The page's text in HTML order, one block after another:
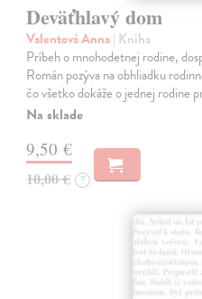
Deväťhlavý dom
Valentová Anna| Kniha
Príbeh o mnohodetnej rodine,
Román pozýva na obhliadku
čo všetko dokáže o jednej rodine
Na sklade
9,50 €
10,00 € ?